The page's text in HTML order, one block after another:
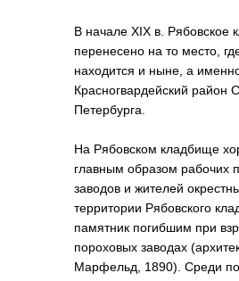
В начале XIX в. Рябовское
перенесено на то место,
находится и ныне, а
Красногвардейский район
Петербурга.
На Рябовском кладбище
главным образом рабочих
заводов и жителей
территории Рябовского
памятник погибшим при
пороховых заводах
Марфельд, 1890). Среди